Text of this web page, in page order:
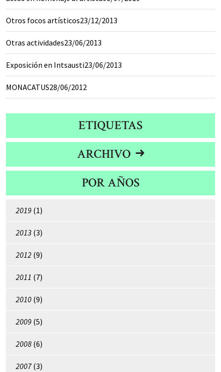
Otros focos artísticos23/12/2013
Otras actividades23/06/2013
Exposición en Intsausti23/06/2013
MONACATUS28/06/2012
ETIQUETAS
ARCHIVO
POR AÑOS
2019 (1)
2013 (3)
2012 (9)
2011 (7)
2010 (9)
2009 (5)
2008 (6)
2007(3)